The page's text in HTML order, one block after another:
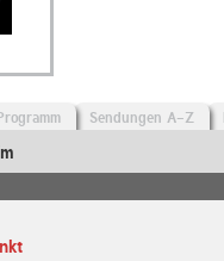
Programm Sendungen A-Z